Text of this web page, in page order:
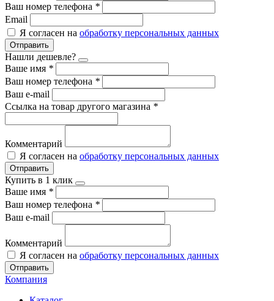
Ваш номер телефона *
Email
Я согласен на обработку персональных данных
Отправить
Нашли дешевле?
Ваше имя *
Ваш номер телефона *
Ваш e-mail
Ссылка на товар другого магазина *
Комментарий
Я согласен на обработку персональных данных
Отправить
Купить в 1 клик
Ваше имя *
Ваш номер телефона *
Ваш e-mail
Комментарий
Я согласен на обработку персональных данных
Отправить
Компания